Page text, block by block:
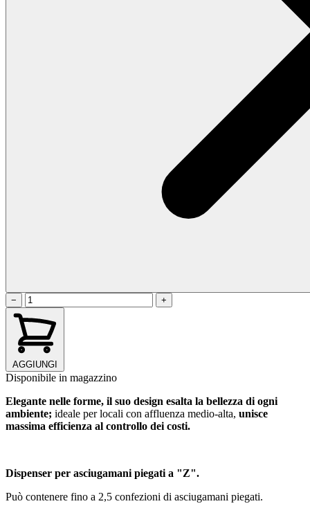
− +
AGGIUNGI
Disponibile in magazzino
Elegante nelle forme, il suo design esalta la bellezza di ogni
ambiente; ideale per locali con affluenza medio-alta, unisce
massima efficienza al controllo dei costi.
Dispenser per asciugamani piegati a "Z".
Può contenere fino a 2,5 confezioni di asciugamani piegati.